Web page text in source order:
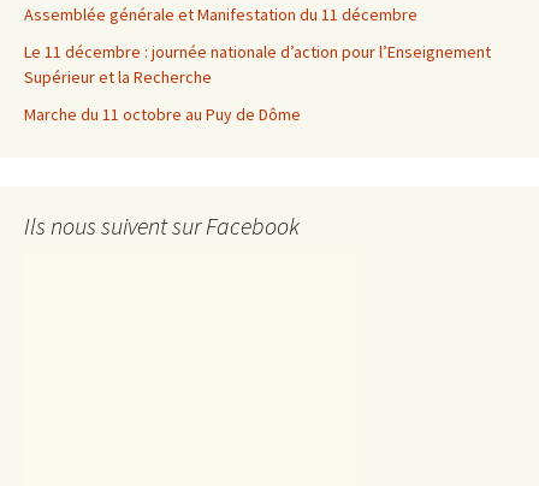
Assemblée générale et Manifestation du 11 décembre
Le 11 décembre : journée nationale d’action pour l’Enseignement
Supérieur et la Recherche
Marche du 11 octobre au Puy de Dôme
Ils nous suivent sur Facebook